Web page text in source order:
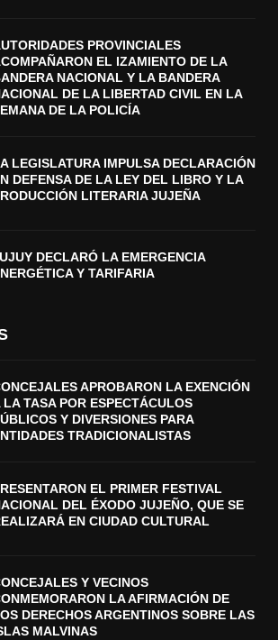
PROVINCIALES
EL IZAMIENTO DE LA
NACIONAL Y LA BANDERA
DE LA LIBERTAD CIVIL EN LA
DE LA POLICÍA
LEGISLATURA IMPULSA DECLARACIÓN
DEFENSA DE LA LEY DEL LIBRO Y LA
LITERARIA JUJEÑA
DECLARÓ LA EMERGENCIA
Y TARIFARIA
APROBARON LA EXENCIÓN
LA TASA POR ESPECTÁCULOS
Y DIVERSIONES PARA
TRADICIONALISTAS
EL PRIMER FESTIVAL
DEL ÉXODO JUJEÑO, QUE SE
EN CIUDAD CULTURAL
Y VECINOS
LA AFIRMACIÓN DE
DERECHOS ARGENTINOS SOBRE LAS
MALVINAS